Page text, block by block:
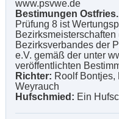
www.psvwe.de
Bestimungen
Prüfung 8 ist
Bezirksverbandes der
e.V. gemäß der unter
veröffentlichten
Richter: Roolf
Weyrauch
Hufschmied: Ein